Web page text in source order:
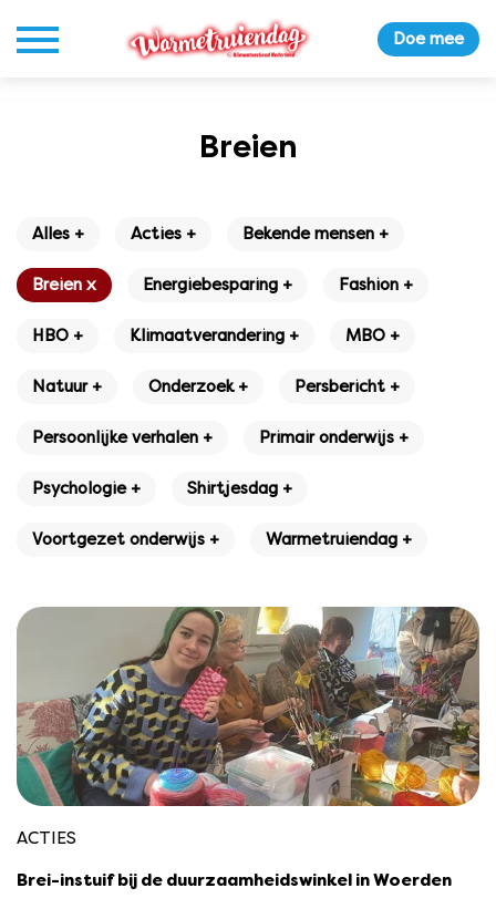
Doe mee
Breien
Alles + Acties + Bekende mensen +
Breien x Energiebesparing + Fashion +
HBO + Klimaatverandering + MBO +
Natuur + Onderzoek + Persbericht +
Persoonlijke verhalen + Primair onderwijs +
Psychologie + Shirtjesdag +
Voortgezet onderwijs + Warmetruiendag +
ACTIES
Brei-instuif bij de duurzaamheidswinkel in Woerden